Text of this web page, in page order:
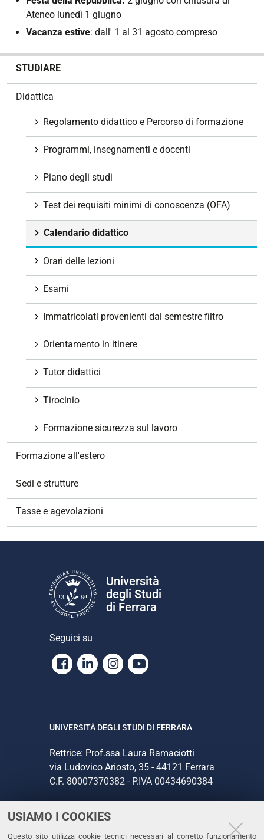
USIAMO I COOKIES
Questo sito utilizza cookie tecnici necessari al corretto funzionamento
Ateneo lunedì 1 giugno
Vacanza estive: dall' 1 al 31 agosto compreso
STUDIARE
Didattica
Regolamento didattico e Percorso di formazione
Programmi, insegnamenti e docenti
Piano degli studi
Test dei requisiti minimi di conoscenza (OFA)
Calendario didattico
Orari delle lezioni
Esami
Immatricolati provenienti dal semestre filtro
Orientamento in itinere
Tutor didattici
Tirocinio
Formazione sicurezza sul lavoro
Formazione all'estero
Sedi e strutture
Tasse e agevolazioni
Università
degli Studi
di Ferrara
Seguici su
Facebook
LinkedinInstagram
Youtube
UNIVERSITÀ DEGLI STUDI DI FERRARA
Rettrice: Prof.ssa Laura Ramaciotti
via Ludovico Ariosto, 35 - 44121 Ferrara
C.F. 80007370382 - P.IVA 00434690384
CONTATTI